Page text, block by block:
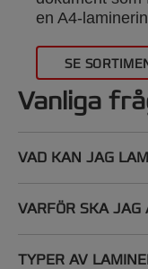
en A4-
SE
Vanliga
VAD KAN JAG
VARFÖR SKA JAG
TYPER AV